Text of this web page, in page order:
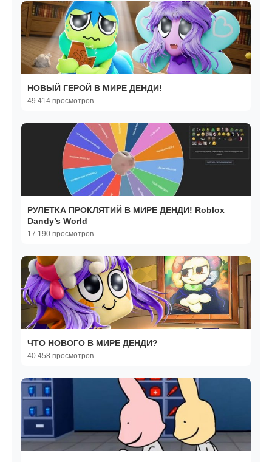
НОВЫЙ ГЕРОЙ В МИРЕ ДЕНДИ!
49 414 просмотров
РУЛЕТКА ПРОКЛЯТИЙ В МИРЕ ДЕНДИ! Roblox
Dandy’s World
17 190 просмотров
ЧТО НОВОГО В МИРЕ ДЕНДИ?
40 458 просмотров